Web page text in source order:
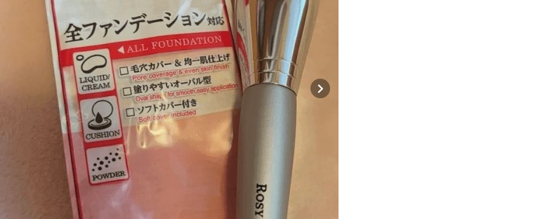
Next slide